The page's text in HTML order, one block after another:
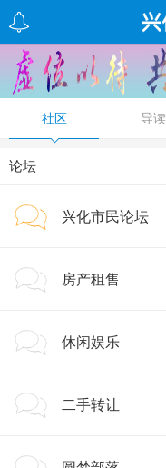
社区 导读
论坛
兴化市民论坛
房产租售
休闲娱乐
二手转让